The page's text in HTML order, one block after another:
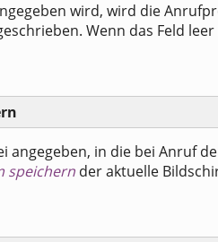
wird, wird die
Wenn das Feld
angegeben, in die bei Anruf
speichern der aktuelle